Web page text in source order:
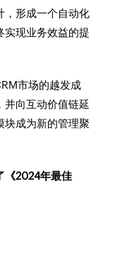
，形成一个自动化
实现业务效益的提
市场的越发成
并向互动价值链延
块成为新的管理聚
《2024年最佳